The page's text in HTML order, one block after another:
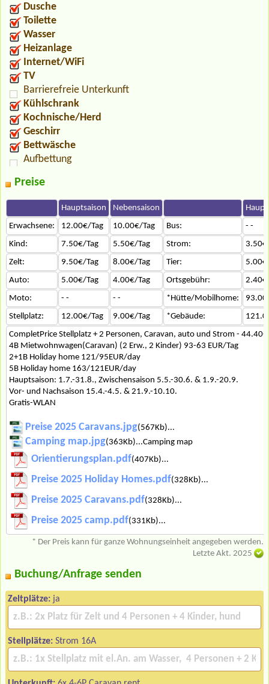
Dusche
Toilette
Wasser
Heizanlage
Internet/WiFi
TV
Barrierefreie Unterkunft
Kühlschrank
Kochnische/Herd
Geschirr
Bettwäsche
Aufbettung
Preise
Hauptsaison Nebensaison
Erwachsene:
12.00€/Tag 10.00€/Tag Bus:
- -
Kind:
7.50€/Tag 5.50€/Tag Strom:
Zelt:
9.50€/Tag 8.00€/Tag Tier:
Auto:
5.00€/Tag 4.00€/Tag Ortsgebühr:
Moto:
- - - - *Hütte/Mobilhome:
Stellplatz:
12.00€/Tag 9.00€/Tag *Gebäude:
CompletPrice Stellplatz + 2 Personen, Caravan, auto und Strom - 44.40-
4B Mietwohnwagen(Caravan) (2 Erw., 2 Kinder) 93-63 EUR/Tag
2+1B Holiday home 121/95EUR/day
5B Holiday home 163/121EUR/day
Hauptsaison: 1.7.-31.8., Zwischensaison 5.5.-30.6. & 1.9.-20.9.
Vor- und Nachsaison 15.4.-4.5. & 21.9.-10.10.
Gratis-WLAN
Preise 2025 Caravans.jpg(567Kb)...
Camping map.jpg(363Kb)...Camping map
Orientierungsplan.pdf(407Kb)...
Preise 2025 Holiday Homes.pdf(328Kb)...
Preise 2025 Caravans.pdf(328Kb)...
Preise 2025 camp.pdf(331Kb)...
* Der Preis kann für ganze Wohnungseinheit angegeben werden.
Letzte Akt. 2025
Buchung/Anfrage senden
Zeltplätze: ja
Stellplätze: Strom 16A